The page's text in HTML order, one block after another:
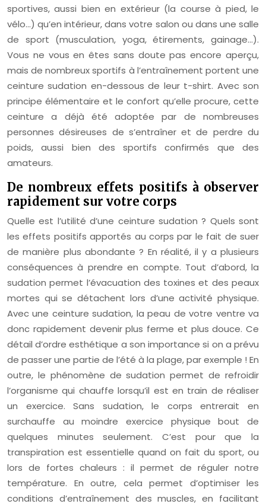
sportives, aussi bien en extérieur (la course à pied, le
vélo…) qu’en intérieur, dans votre salon ou dans une salle
de sport (musculation, yoga, étirements, gainage…).
Vous ne vous en êtes sans doute pas encore aperçu,
mais de nombreux sportifs à l’entraînement portent une
ceinture sudation en-dessous de leur t-shirt. Avec son
principe élémentaire et le confort qu’elle procure, cette
ceinture a déjà été adoptée par de nombreuses
personnes désireuses de s’entraîner et de perdre du
poids, aussi bien des sportifs confirmés que des
amateurs.
De nombreux effets positifs à observer
rapidement sur votre corps
Quelle est l’utilité d’une ceinture sudation ? Quels sont
les effets positifs apportés au corps par le fait de suer
de manière plus abondante ? En réalité, il y a plusieurs
conséquences à prendre en compte. Tout d’abord, la
sudation permet l’évacuation des toxines et des peaux
mortes qui se détachent lors d’une activité physique.
Avec une ceinture sudation, la peau de votre ventre va
donc rapidement devenir plus ferme et plus douce. Ce
détail d’ordre esthétique a son importance si on a prévu
de passer une partie de l’été à la plage, par exemple ! En
outre, le phénomène de sudation permet de refroidir
l’organisme qui chauffe lorsqu’il est en train de réaliser
un exercice. Sans sudation, le corps entrerait en
surchauffe au moindre exercice physique bout de
quelques minutes seulement. C’est pour que la
transpiration est essentielle quand on fait du sport, ou
lors de fortes chaleurs : il permet de réguler notre
température. En outre, cela permet d’optimiser les
conditions d’entraînement des muscles, en facilitant